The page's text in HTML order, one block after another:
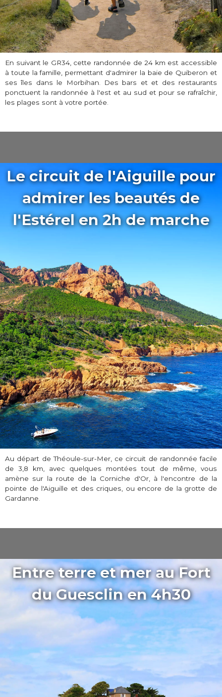
En suivant le GR34, cette randonnée de 24 km est accessible
à toute la famille, permettant d'admirer la baie de Quiberon et
ses îles dans le Morbihan. Des bars et et des restaurants
ponctuent la randonnée à l'est et au sud et pour se rafraîchir,
les plages sont à votre portée.
Le circuit de l'Aiguille pour
admirer les beautés de
l'Estérel en 2h de marche
Au départ de Théoule-sur-Mer, ce circuit de randonnée facile
de 3,8 km, avec quelques montées tout de même, vous
amène sur la route de la Corniche d'Or, à l'encontre de la
pointe de l'Aiguille et des criques, ou encore de la grotte de
Gardanne.
Entre terre et mer au Fort
du Guesclin en 4h30